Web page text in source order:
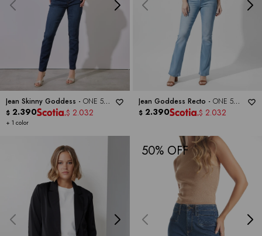
Jean Skinny Goddess - ONE 5
ONE
+ 1 color
$ 2.390 $ 2.032
Jean Goddess Recto - ONE 5
ONE
$ 2.390 $ 2.032
50